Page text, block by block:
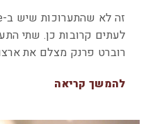
לעתים קרובות כן. שתי
רוברט פרנק מצלם את
להמשך קריאה